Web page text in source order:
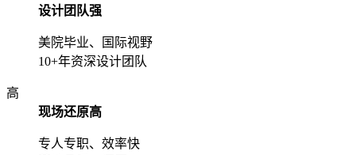
设计团队强
美院毕业、国际视野
10+年资深设计团队
高
现场还原高
专人专职、效率快